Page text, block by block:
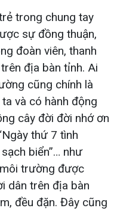
trong chung tay
sự đồng thuận,
đoàn viên, thanh
địa bàn tỉnh. Ai
cũng chính là
và có hành động
cây đời đời nhớ ơn
thứ 7 tình
biển”… như
trường được
dân trên địa bàn
đều đặn. Đây cũng